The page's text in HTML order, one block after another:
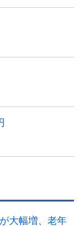
大幅増、老年